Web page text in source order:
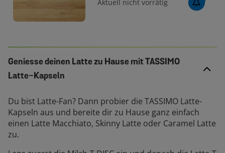
Aktuell nicht vorrätig
Geniesse deinen Latte zu Hause mit TASSIMO
Latte-Kapseln
Du bist Latte-Fan? Dann probier die TASSIMO Latte-
Kapseln aus und bereite dir zu Hause ganz einfach
einen Latte Macchiato, Skinny Latte oder Caramel Latte
zu.